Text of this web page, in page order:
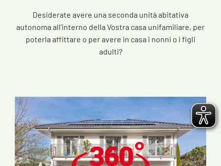
Desiderate avere una seconda unità abitativa
autonoma all’interno della Vostra casa unifamiliare, per
poterla affittare o per avere in casa i nonni o i figli
adulti?